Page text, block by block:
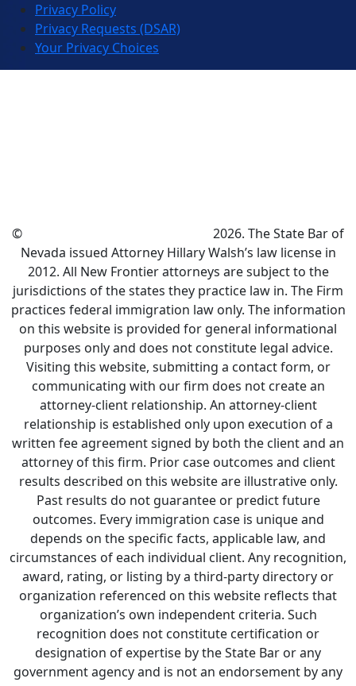
Privacy Policy
Privacy Requests (DSAR)
Your Privacy Choices
©
2026. The State Bar of
Nevada issued Attorney Hillary Walsh’s law license in
2012. All New Frontier attorneys are subject to the
jurisdictions of the states they practice law in. The Firm
practices federal immigration law only. The information
on this website is provided for general informational
purposes only and does not constitute legal advice.
Visiting this website, submitting a contact form, or
communicating with our firm does not create an
attorney-client relationship. An attorney-client
relationship is established only upon execution of a
written fee agreement signed by both the client and an
attorney of this firm. Prior case outcomes and client
results described on this website are illustrative only.
Past results do not guarantee or predict future
outcomes. Every immigration case is unique and
depends on the specific facts, applicable law, and
circumstances of each individual client. Any recognition,
award, rating, or listing by a third-party directory or
organization referenced on this website reflects that
organization’s own independent criteria. Such
recognition does not constitute certification or
designation of expertise by the State Bar or any
government agency and is not an endorsement by any